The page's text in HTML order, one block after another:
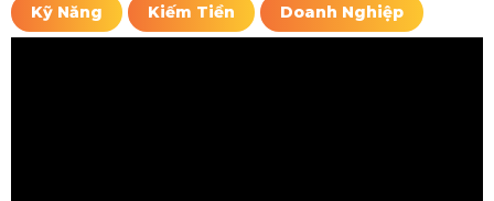
Kỹ Năng Kiếm Tiền Doanh Nghiệp